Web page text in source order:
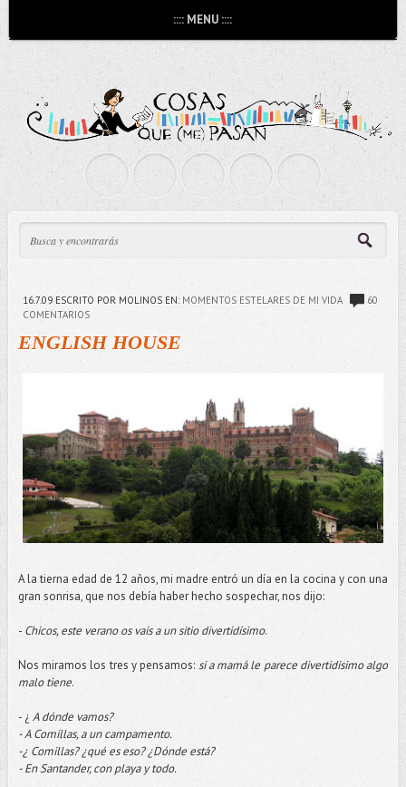
:::: MENU ::::
16.7.09ESCRITO POR MOLINOS EN: MOMENTOS ESTELARES DE MI VIDA
60
COMENTARIOS
ENGLISH HOUSE
A la tierna edad de 12 años, mi madre entró un día en la cocina y con una
gran sonrisa, que nos debía haber hecho sospechar, nos dijo:
- Chicos, este verano os vais a un sitio divertidísimo.
Nos miramos los tres y pensamos: si a mamá le parece divertidisimo algo
malo tiene.
- ¿ A dónde vamos?
- A Comillas, a un campamento.
-¿ Comillas? ¿qué es eso? ¿Dónde está?
- En Santander, con playa y todo.